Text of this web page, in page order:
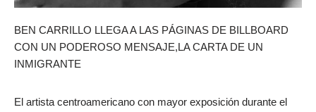
BEN CARRILLO LLEGA A LAS PÁGINAS DE BILLBOARD
CON UN PODEROSO MENSAJE,LA CARTA DE UN
INMIGRANTE
El artista centroamericano con mayor exposición durante el